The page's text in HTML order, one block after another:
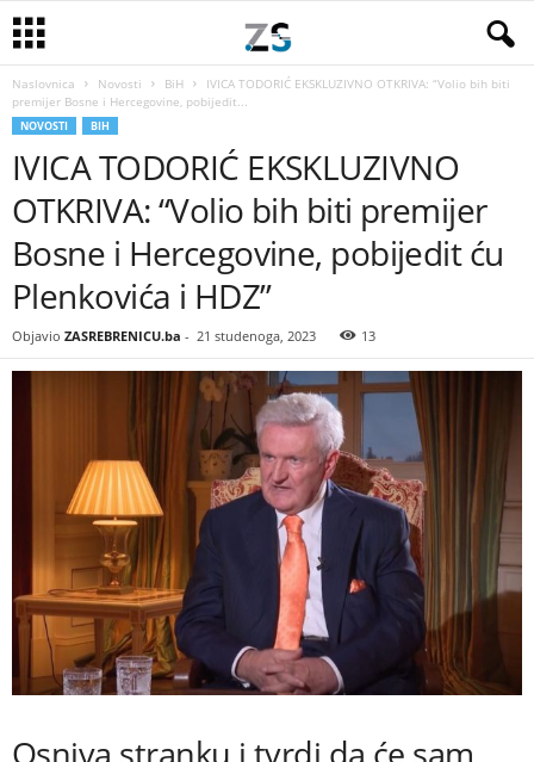
Naslovnica Novosti BiH
IVICA TODORIĆ EKSKLUZIVNO OTKRIVA: “Volio bih biti
premijer Bosne i Hercegovine, pobijedit...
NOVOSTI BIH
IVICA TODORIĆ EKSKLUZIVNO
OTKRIVA: “Volio bih biti premijer
Bosne i Hercegovine, pobijedit ću
Plenkovića i HDZ”
Objavio ZASREBRENICU.ba - 21 studenoga, 2023 13
Osniva stranku i tvrdi da će sam